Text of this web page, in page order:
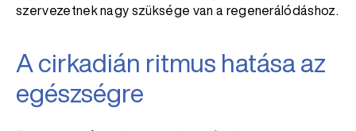
szervezetnek nagy szüksége van a regenerálódáshoz.
A cirkadián ritmus hatása az
egészségre